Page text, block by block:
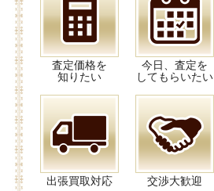
査定価格を
知りたい
今日、査定を
してもらいたい
出張買取対応 交渉大歓迎